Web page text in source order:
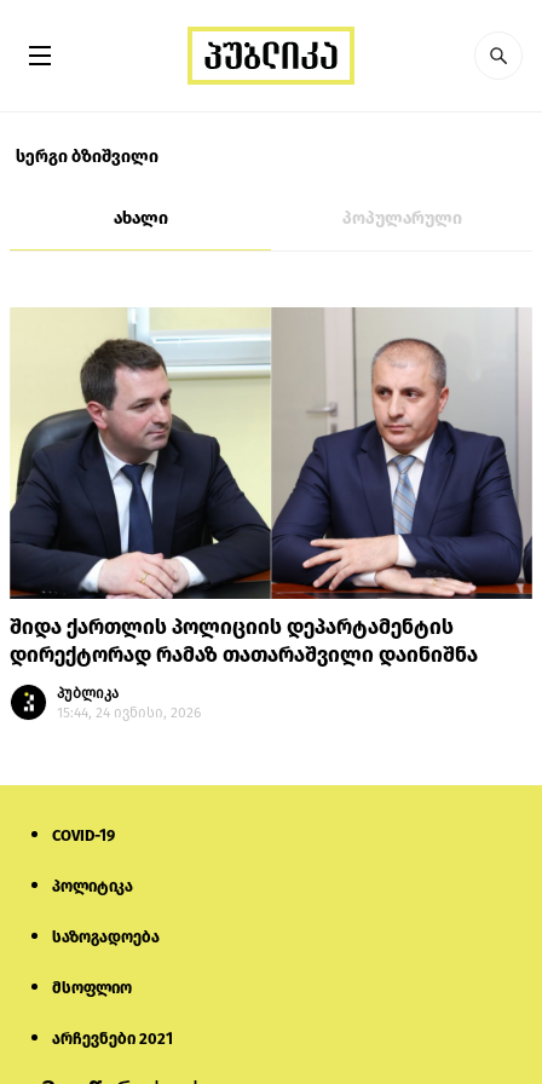
სერგი ბზიშვილი
ახალი პოპულარული
შიდა ქართლის პოლიციის დეპარტამენტის
დირექტორად რამაზ თათარაშვილი დაინიშნა
პუბლიკა
15:44, 24 ივნისი, 2026
COVID-19
პოლიტიკა
საზოგადოება
მსოფლიო
არჩევნები 2021